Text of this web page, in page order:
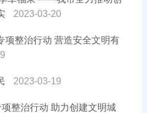
2023-03-20
项整治行动 营造安全文明有
2023-03-19
项整治行动 助力创建文明城